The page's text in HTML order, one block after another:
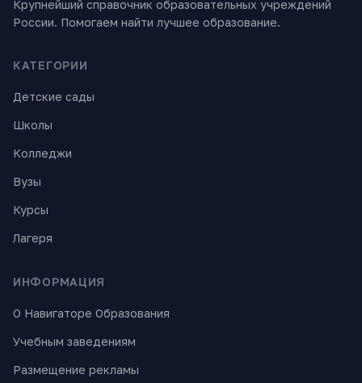
Крупнейший справочник образовательных учреждений
России. Помогаем найти лучшее образование.
КАТЕГОРИИ
Детские сады
Школы
Колледжи
Вузы
Курсы
Лагеря
ИНФОРМАЦИЯ
О Навигаторе Образования
Учебным заведениям
Размещение рекламы